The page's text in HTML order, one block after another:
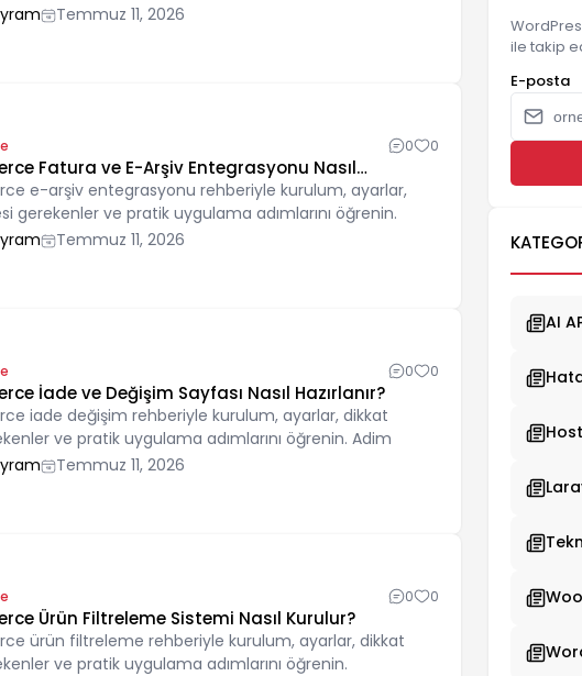
Temmuz 11, 2026
0 0
Fatura ve E-Arşiv Entegrasyonu Nasıl
e-arşiv entegrasyonu rehberiyle kurulum, ayarlar,
gerekenler ve pratik uygulama adımlarını öğrenin.
Temmuz 11, 2026
0 0
İade ve Değişim Sayfası Nasıl Hazırlanır?
iade değişim rehberiyle kurulum, ayarlar, dikkat
ve pratik uygulama adımlarını öğrenin. Adim
Temmuz 11, 2026
0 0
Ürün Filtreleme Sistemi Nasıl Kurulur?
ürün filtreleme rehberiyle kurulum, ayarlar, dikkat
ve pratik uygulama adımlarını öğrenin.
ile takip
E-posta
AI